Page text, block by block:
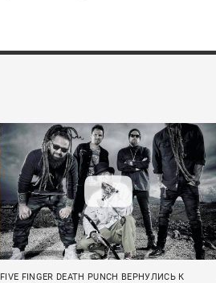
FIVE FINGER DEATH PUNCH ВЕРНУЛИСЬ К